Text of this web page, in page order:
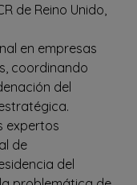
de Reino Unido,
en empresas
coordinando
del
expertos
de
del